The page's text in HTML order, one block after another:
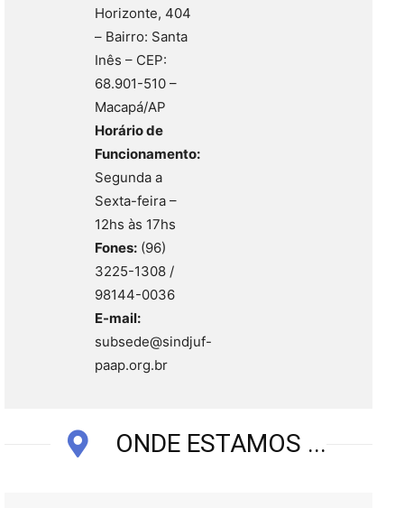
Horizonte, 404
– Bairro: Santa
Inês – CEP:
68.901-510 –
Macapá/AP
Horário de
Funcionamento:
Segunda a
Sexta-feira –
12hs às 17hs
Fones: (96)
3225-1308 /
98144-0036
E-mail:
subsede@sindjuf-
paap.org.br
ONDE ESTAMOS ...